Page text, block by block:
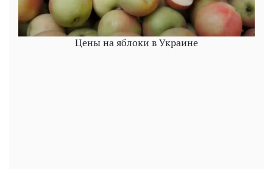
Цены на яблоки в Украине